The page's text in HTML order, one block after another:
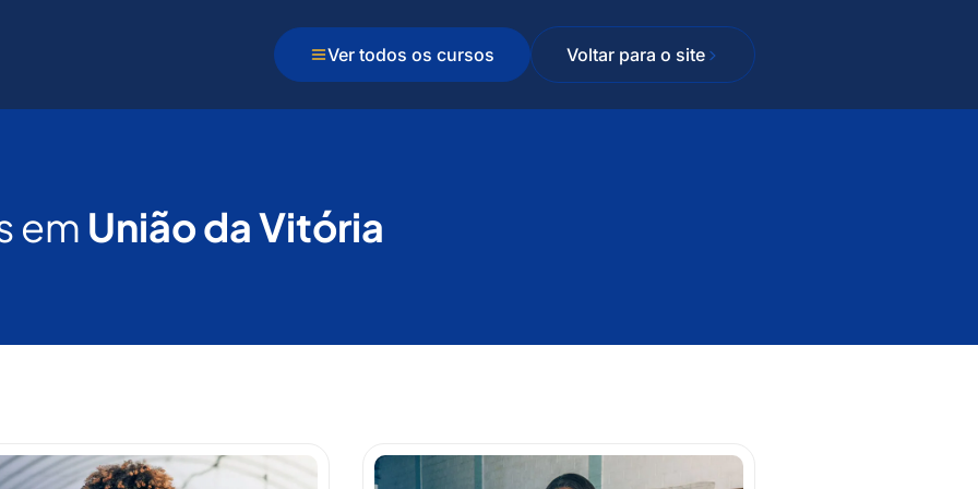
Ver todos os cursos Voltar para o site
em União da Vitória